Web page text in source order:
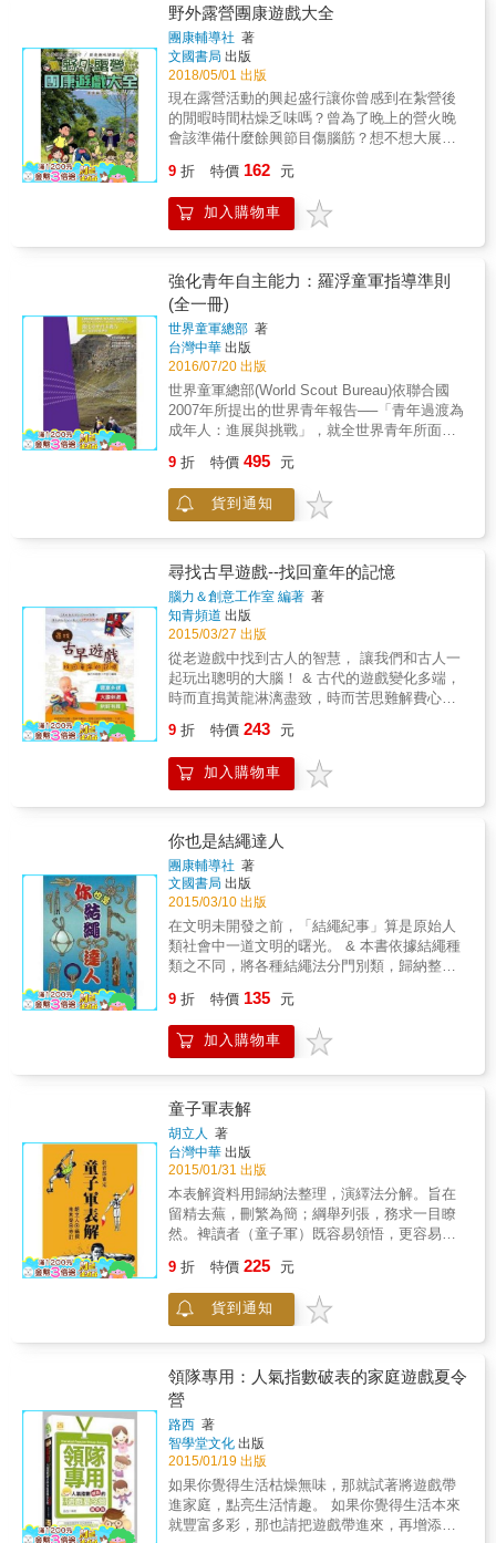
寓教於樂。 這本書，堪稱集結老師畢生功力，
活動新手也能馬上學習、快速上手， 更能讓教
學更生動、工作更有趣、團隊更優秀、人生更
豐富！ ★附24個遊戲示範影片連結，老師一對
一教學，學習更快速。 全書共8大類、81個遊
戲，讓你── ‧教學更生動 ‧工作更有趣 ‧團隊更
優秀 ‧人生更豐富 【本書特點】 ‧從帶領技巧
&rarr;教學分享 30多年現場教學經驗無私分
享，更快掌握遊戲要訣與狀況應變。 ‧從插畫說
解；影片實作，更加速技巧學習。 各界人士好
評如潮‧誠心推薦（依姓名筆劃） ‧王志銀 好創
意公司 執行長 ‧王憶敏 康泰醫療教育基金會 主
科技大學環境教育 講師 ‧林曜聖 北教大教育經
營與管理學系 副教授 ‧莊越翔 遊戲帶領專家 ‧陳
資璧 品思工作室 心智圖法老師 ‧黃同慶 專業企
管講師 ‧鄭子銘 方雨管理顧問公司負責人 ‧鄭伃
書 乳房暨內分泌減重外科醫師 ‧魏幸怡 麻葉餐
飲執行長 ‧盧慈偉 品思工作室 視覺溝通老師 ‧薛
怡珍 國立台南大學 副教授 ‧Connie Lin 高雄市
私立大仲馬兒童課後照顧服務中心 負責人
野外露營團康遊戲大全
團康輔導社 著
文國書局 出版
2018/05/01 出版
現在露營活動的興起盛行讓你曾感到在紮營後
的閒暇時間枯燥乏味嗎？曾為了晚上的營火晚
會該準備什麼餘興節目傷腦筋？想不想大展奇
容有各種類型遊 戲，趣味十足，可以在任何場
合打破僵局，帶起歡熱氣氛。 凡是喜愛娛樂消
遣的朋友，本書是最佳的選擇。
9 折 特價 162 元
加入購物車
強化青年自主能力：羅浮童軍指導準則
(全一冊)
世界童軍總部 著
台灣中華 出版
2016/07/20 出版
世界童軍總部(World Scout Bureau)依聯合國
2007年所提出的世界青年報告──「青年過渡為
成年人：進展與挑戰」，就全世界青年所面臨
求，並依童軍運動對青年人所期許的目的與目
標，以「為何做」、「如何做」及「做什麼」
的說法，於2009年編著《強化青年自主能力──
Scouts Section)，為各國童軍總會的活動開發
人員、國家訓練團隊及成年服務員提供青年人
活動方案的指導準則，期望各國童軍總會建立
或增進適合各國自己青年的羅浮童軍活動方
案。&&& &&& 本書的翻譯，使我國羅浮童軍活
動方案的目標與方法，將更為具體與明確。童
軍總會將依照本指導準則所強調的活動領域，
推展青年人參與「積極主動的旅行與跨文化體
驗」、「曠野探險」、「社區服務」及「社會
為成年人的最後階段，提供機會，讓他們勇於
面對挑戰，自我成長，讓他們在活動過程中學
習得到領導才能的經驗與技能，並積極規劃未
上的整合。童軍總會歡迎青年人加入羅浮童軍
行列，一起致力於羅浮童軍的運動，在羅浮童
軍的學習環境中一起快樂成長。 本書特色 1.本
書鼓勵青年人運用童軍方法成為自己人生成長
過程的主要演員而非旁觀者；了解如何面對挑
戰、規劃人生旅途、訂定生涯計畫、穩健發展
人生道路。 2.本書提供給青年人過渡為成年人
9 折 特價 495 元
貨到通知
尋找古早遊戲--找回童年的記憶
腦力＆創意工作室 編著 著
知青頻道 出版
2015/03/27 出版
從老遊戲中找到古人的智慧， 讓我們和古人一
起玩出聰明的大腦！ & 古代的遊戲變化多端，
時而直搗黃龍淋漓盡致，時而苦思難解費心動
還蘊含著深奧的哲學，一沙一世界，一個遊戲
就可能牽扯到整個時代的文化。 & 聰慧的人讓
遊戲充斥人生，使快樂無處不在；偉大的人將
轉，帶著你轉到一個夢幻般的遊戲國度，不是
CS，也沒有電腦網路，一個接一個映入眼簾的
全是名字怪怪，卻風靡千百年的古老遊戲。 &
花樣百變的規則，聞所未聞的奇特道具。看過
之後，你會迷上這本遊戲江湖裡的古老秘笈，
玩出最強快樂！ & 伸向知了的竹竿，抽打陀螺
的板鞭，泥地上的蟋蟀，風中的紙鳶
&hellip;&hellip; 玩一玩那些很老很老的老遊
戲，還有什麼比這更童趣的懷舊方式呢？ & 快
解和嘗試，玩過之後，相信你會驚奇地發現，
這才是原汁原味的快樂！
9 折 特價 243 元
加入購物車
你也是結繩達人
團康輔導社 著
文國書局 出版
2015/03/10 出版
在文明未開發之前，「結繩紀事」算是原始人
類社會中一道文明的曙光。 & 本書依據結繩種
類之不同，將各種結繩法分門別類，歸納整
說明。使讀者能迅速地學會各種結繩法，進而
應用於日常生活或野外團康活動等。
9 折 特價 135 元
加入購物車
童子軍表解
胡立人
著
台灣中華 出版
2015/01/31 出版
本表解資料用歸納法整理，演繹法分解。旨在
留精去蕪，刪繁為簡；綱舉列張，務求一目瞭
然。裨讀者（童子軍）既容易領悟，更容易記
故本表解不僅可供童子軍隊長為訓練綱要之
用，實亦為童子軍學習、複習、考驗之良伴。
& 本表解經教育部審定，初、中、高三級資料
用。足敷童子軍「基本訓練」之需要。 & 童子
軍訓練著重在做，不宜浪費時間講求作筆記，
致使興趣索然，本表解對此殊多貢獻，因之出
版以來，備受童子軍之歡迎，更為識者所推
崇。 & 本書特色 & 1.「童軍聖經」。 2.目前華
語界唯一一部初、中、高各級童軍必備知識總
匯圖書。 3.本書可為團長教學與訓練，童子軍
學習、複習、考試參考書。 4.口袋書設計，方
便攜帶。(菊版32開)
9 折 特價 225 元
貨到通知
領隊專用：人氣指數破表的家庭遊戲夏令
營
路西 著
智學堂文化 出版
2015/01/19 出版
如果你覺得生活枯燥無味，那就試著將遊戲帶
進家庭，點亮生活情趣。 如果你覺得生活本來
就豐富多彩，那也請把遊戲帶進來，再增添一